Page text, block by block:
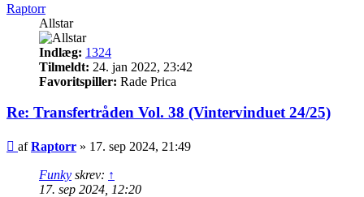
Raptorr
Allstar
Indlæg: 1324
Tilmeldt: 24. jan 2022, 23:42
Favoritspiller: Rade Prica
Re: Transfertråden Vol. 38 (Vintervinduet 24/25)
Indlæg
afRaptorr » 17. sep 2024, 21:49
Funky skrev: ↑
17. sep 2024, 12:20